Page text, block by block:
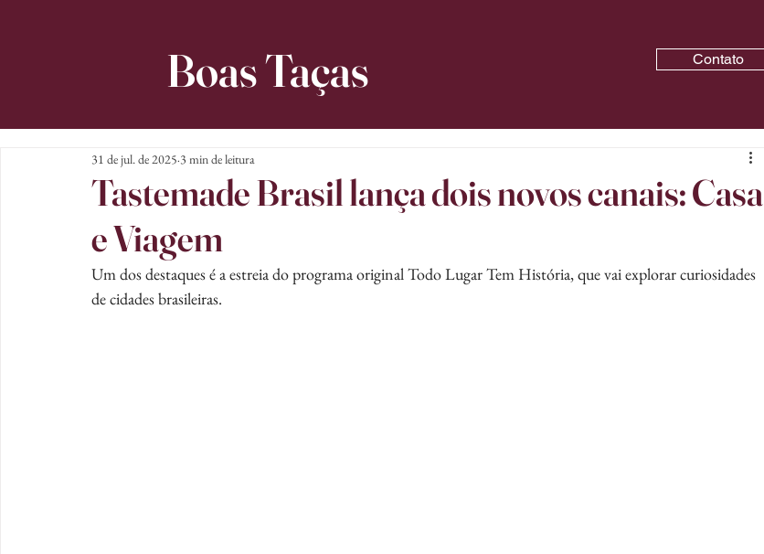
Boas Taças Contato
Tastemade Brasil lança dois novos canais: Casa
e Viagem
31 de jul. de 2025 3 min de leitura
Um dos destaques é a estreia do programa original Todo Lugar Tem História, que vai explorar curiosidades
de cidades brasileiras.